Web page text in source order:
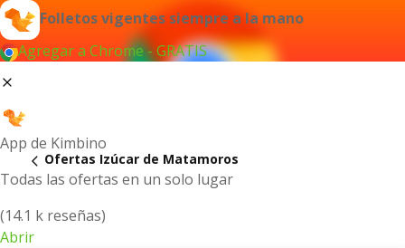
Folletos vigentes siempre a la mano
Agregar a Chrome - GRATIS
App de Kimbino
Todas las ofertas en un solo lugar
(14.1 k reseñas)
Abrir
Ofertas Izúcar de Matamoros